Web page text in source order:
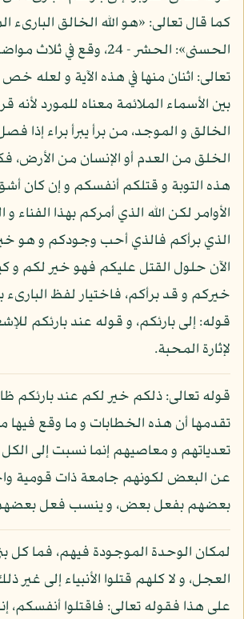
كما قال تعالى: «هو الله الخالق البارىء
الحسنى»: الحشر - 24، وقع في
تعالى: اثنان منها في هذه الآية و لعله
بين الأسماء الملائمة معناه للمورد
الخالق و الموجد، من برأ يبرأ براء إذا
الخلق من العدم أو الإنسان من الأرض،
هذه التوبة و قتلكم أنفسكم و إن كان
الأوامر لكن الله الذي أمركم بهذا الفناء
الذي برأكم فالذي أحب وجودكم و هو
الآن حلول القتل عليكم فهو خير لكم و
خيركم و قد برأكم، فاختيار لفظ البارىء
قوله: إلى بارئكم، و قوله عند بارئكم
لإثارة المحبة.
قوله تعالى: ذلكم خير لكم عند بارئكم
تقدمها أن هذه الخطابات و ما وقع فيها
تعدياتهم و معاصيهم إنما نسبت إلى
عن البعض لكونهم جامعة ذات قومية
بعضهم بفعل بعض، و ينسب فعل
لمكان الوحدة الموجودة فيهم، فما كل
العجل، و لا كلهم قتلوا الأنبياء إلى
على هذا فقوله تعالى: فاقتلوا أنفسكم،